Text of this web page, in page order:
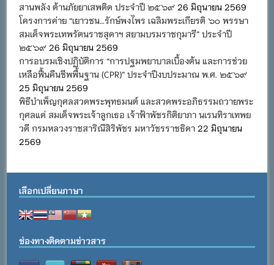
สานพลัง ต้านภัยยาเสพติด ประจำปี ๒๕๖๙ 26 มิถุนายน 2569
โครงการค่าย “เยาวชน…รักษ์พงไพร เฉลิมพระเกียรติ ๖๐ พรรษา
สมเด็จพระเทพรัตนราชสุดาฯ สยามบรมราชกุมารี” ประจำปี
๒๕๖๙ 26 มิถุนายน 2569
การอบรมเชิงปฏิบัติการ “การปฐมพยาบาลเบื้องต้น และการช่วย
เหลือฟื้นคืนชีพพื้นฐาน (CPR)” ประจำปีงบประมาณ พ.ศ. ๒๕๖๙
25 มิถุนายน 2569
พิธีบำเพ็ญกุศลสวดพระพุทธมนต์ และสวดพระอภิธรรมถวายพระ
กุศลแด่ สมเด็จพระเจ้าลูกเธอ เจ้าฟ้าพัชรกิติยาภา นเรนทิราเทพย
วดี กรมหลวงราชสาริณีสิริพัชร มหาวัชรราชธิดา 22 มิถุนายน
2569
เลือกเปลี่ยนภาษา
ช่องทางติดตามข่าวสาร